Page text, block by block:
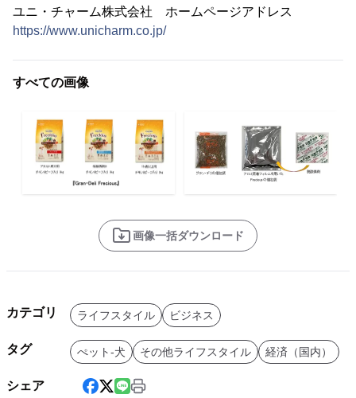
ユニ・チャーム株式会社 ホームページアドレス
https://www.unicharm.co.jp/
すべての画像
画像一括ダウンロード
カテゴリ ライフスタイル ビジネス
タグ ぺット-犬 その他ライフスタイル 経済（国内）
シェア